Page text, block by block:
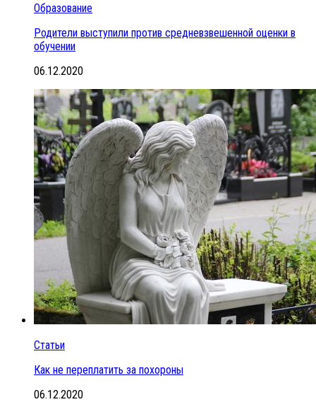
Образование
Родители выступили против средневзвешенной оценки в
обучении
06.12.2020
Статьи
Как не переплатить за похороны
06.12.2020